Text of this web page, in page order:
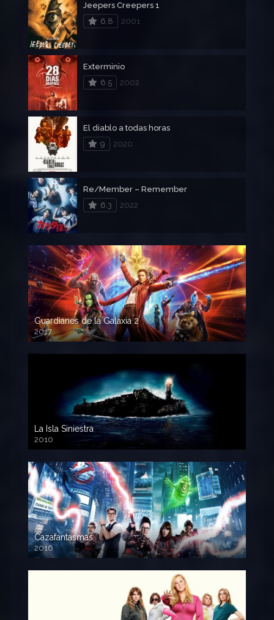
Jeepers Creepers 1
6.8
2001
Exterminio
6.5
2002
El diablo a todas horas
9
2020
Re/Member – Remember
6.3
2022
Guardianes de la Galaxia 2
2017
720p HD
La Isla Siniestra
2010
720p HD
Cazafantasmas
2016
720p HD